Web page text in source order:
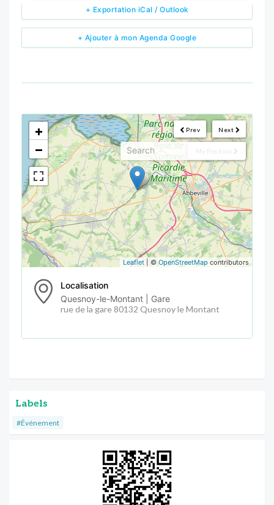
+ Ajouter à mon Agenda Google
+ Exportation iCal / Outlook
Next
Prev
My Position
<!---->
+
−
Leaflet | © OpenStreetMap contributors
Localisation
Quesnoy-le-Montant | Gare
rue de la gare 80132 Quesnoy le Montant
Labels
#Événement